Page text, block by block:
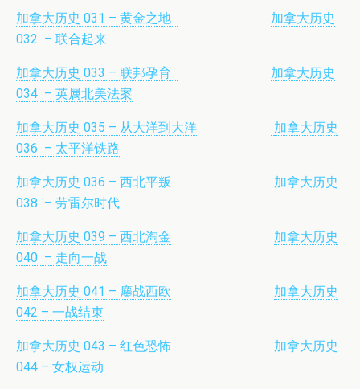
加拿大历史 031 – 黄金之地
加拿大历史
032 – 联合起来
加拿大历史 033 – 联邦孕育
加拿大历史
034 – 英属北美法案
加拿大历史 035 – 从大洋到大洋
加拿大历史
036 – 太平洋铁路
加拿大历史 036 – 西北平叛
加拿大历史
038 – 劳雷尔时代
加拿大历史 039 – 西北淘金
加拿大历史
040 – 走向一战
加拿大历史 041 – 鏖战西欧
加拿大历史
042 – 一战结束
加拿大历史 043 – 红色恐怖
加拿大历史
044 – 女权运动